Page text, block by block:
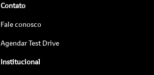
Contato
Fale conosco
Agendar Test Drive
Institucional